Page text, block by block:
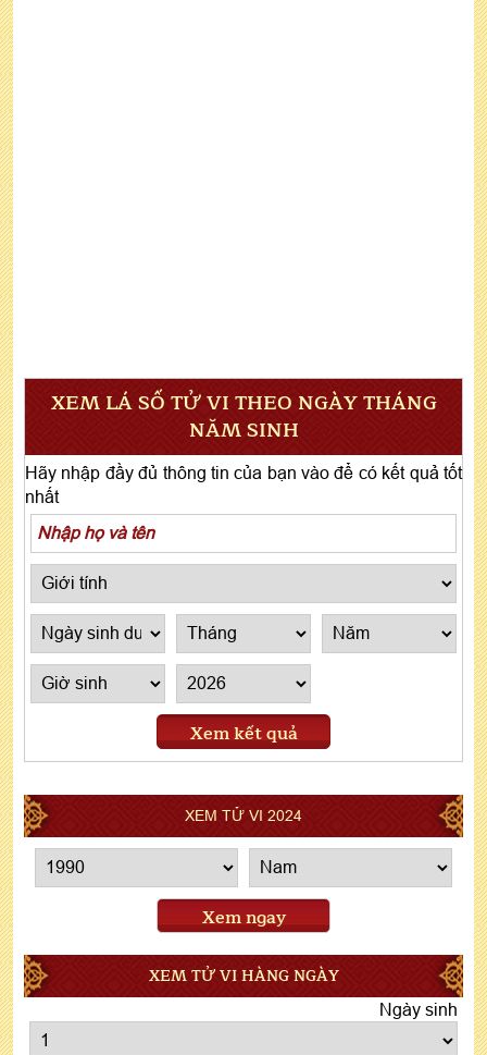
XEM LÁ SỐ TỬ VI THEO NGÀY THÁNG
NĂM SINH
Hãy nhập đầy đủ thông tin của bạn vào để có kết quả tốt
nhất
Xem kết quả
XEM TỬ VI 2024
Xem ngay
XEM TỬ VI HÀNG NGÀY
Ngày sinh